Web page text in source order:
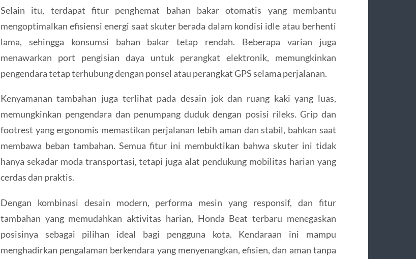
Selain itu, terdapat fitur penghemat bahan bakar otomatis yang membantu
mengoptimalkan efisiensi energi saat skuter berada dalam kondisi idle atau berhenti
lama, sehingga konsumsi bahan bakar tetap rendah. Beberapa varian juga
menawarkan port pengisian daya untuk perangkat elektronik, memungkinkan
pengendara tetap terhubung dengan ponsel atau perangkat GPS selama perjalanan.
Kenyamanan tambahan juga terlihat pada desain jok dan ruang kaki yang luas,
memungkinkan pengendara dan penumpang duduk dengan posisi rileks. Grip dan
footrest yang ergonomis memastikan perjalanan lebih aman dan stabil, bahkan saat
membawa beban tambahan. Semua fitur ini membuktikan bahwa skuter ini tidak
hanya sekadar moda transportasi, tetapi juga alat pendukung mobilitas harian yang
cerdas dan praktis.
Dengan kombinasi desain modern, performa mesin yang responsif, dan fitur
tambahan yang memudahkan aktivitas harian, Honda Beat terbaru menegaskan
posisinya sebagai pilihan ideal bagi pengguna kota. Kendaraan ini mampu
menghadirkan pengalaman berkendara yang menyenangkan, efisien, dan aman tanpa